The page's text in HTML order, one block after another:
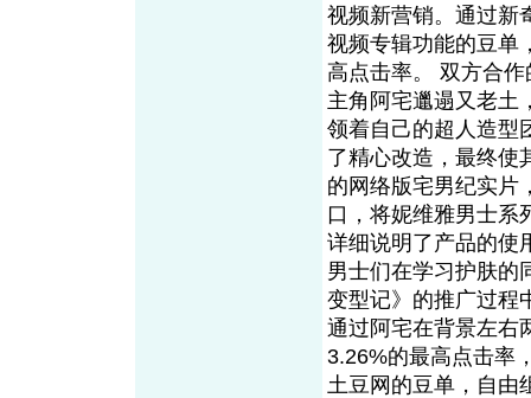
视频新营销。通过新
视频专辑功能的豆单
高点击率。 双方合
主角阿宅邋遢又老土
领着自己的超人造
了精心改造，最终使
的网络版宅男纪实片
口，将妮维雅男士系
详细说明了产品的使
男士们在学习护肤的
变型记》的推广过程
通过阿宅在背景左右
3.26%的最高点击率
土豆网的豆单，自由